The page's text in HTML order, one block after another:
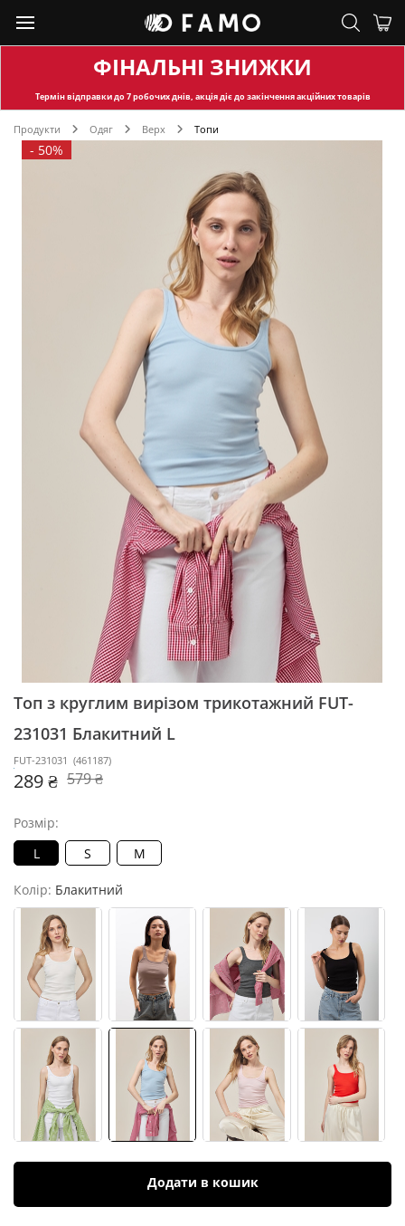
ФІНАЛЬНІ ЗНИЖКИ
Термін відправкидо 7 робочих днів, акція діє до закінчення акційних товарів
Продукти Одяг Верх Топи
- 50%
Топ з круглим вирізом трикотажний FUT-
231031 Блакитний L
FUT-231031 (461187)
289 ₴ 579 ₴
Розмір:
L
S M
Колір: Блакитний
Додати в кошик